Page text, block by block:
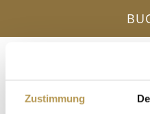
Zustimmung